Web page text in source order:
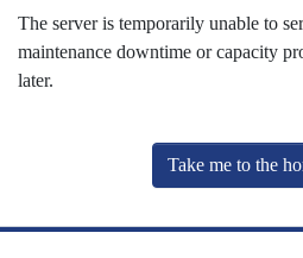
The server is temporarily unable to
maintenance downtime or capacity
later.
Take me to the